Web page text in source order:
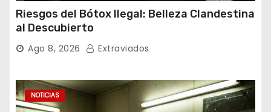
Riesgos del Bótox Ilegal: Belleza Clandestina
al Descubierto
Ago 8, 2026 Extraviados
NOTICIAS